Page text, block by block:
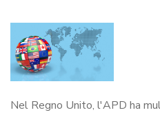
Nel Regno Unito, l'APD ha